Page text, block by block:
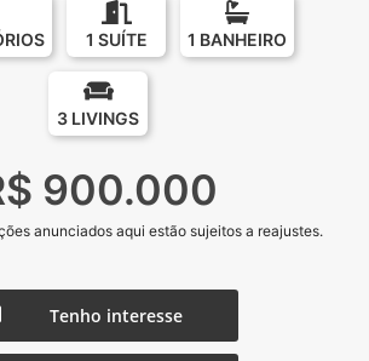
1 SUÍTE 1 BANHEIRO
3 LIVINGS
900.000
anunciados aqui estão sujeitos a reajustes.
Tenho interesse